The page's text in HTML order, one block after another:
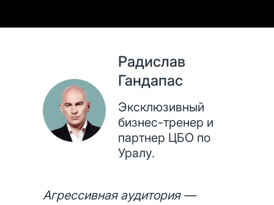
Радислав
Гандапас
Эксклюзивный
бизнес-тренер и
партнер ЦБО по
Уралу.
Агрессивная аудитория —